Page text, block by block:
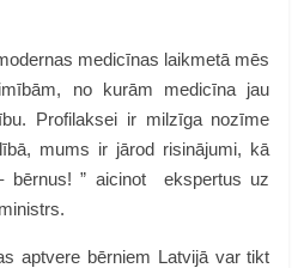
medicīnas laikmetā mēs
no kurām medicīna jau
Profilaksei ir milzīga nozīme
mums ir jārod risinājumi, kā
bērnus! ” aicinot ekspertus uz
aptvere bērniem Latvijā var tikt